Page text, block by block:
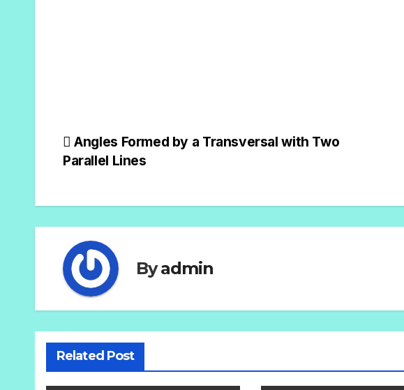
Angles Formed by a Transversal with Two
Parallel Lines
Byadmin
Related Post